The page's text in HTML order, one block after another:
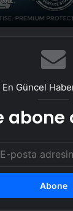
?
Yazılımı
En Güncel